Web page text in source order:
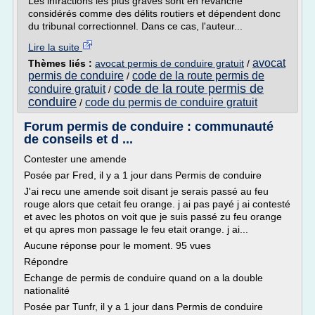
considérés comme des délits routiers et dépendent donc
du tribunal correctionnel. Dans ce cas, l'auteur...
Lire la suite
Thèmes liés : avocat permis de conduire gratuit / avocat
permis de conduire / code de la route permis de
conduire gratuit/ code de la route permis de
conduire / code du permis de conduire gratuit
Forum permis de conduire : communauté
de conseils et d ...
Contester une amende
Posée par Fred, il y a 1 jour dans Permis de conduire
J'ai recu une amende soit disant je serais passé au feu
rouge alors que cetait feu orange. j ai pas payé j ai contesté
et avec les photos on voit que je suis passé zu feu orange
et qu apres mon passage le feu etait orange. j ai...
Aucune réponse pour le moment. 95 vues
Répondre
Echange de permis de conduire quand on a la double
nationalité
Posée par Tunfr, il y a 1 jour dans Permis de conduire